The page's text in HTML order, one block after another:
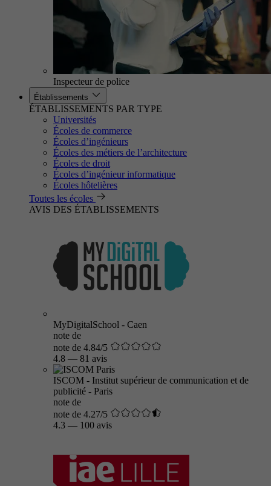
Inspecteur de police
Établissements
ÉTABLISSEMENTS PAR TYPE
Universités
Écoles de commerce
Écoles d’ingénieurs
Écoles des métiers de l’architecture
Écoles de droit
Écoles d’ingénieur informatique
Écoles hôtelières
Toutes les écoles
AVIS DES ÉTABLISSEMENTS
MyDigitalSchool - Caen
note de
note de 4.84/5
4.8 — 81 avis
ISCOM - Institut supérieur de communication et de
publicité - Paris
note de
note de 4.27/5
4.3 — 100 avis